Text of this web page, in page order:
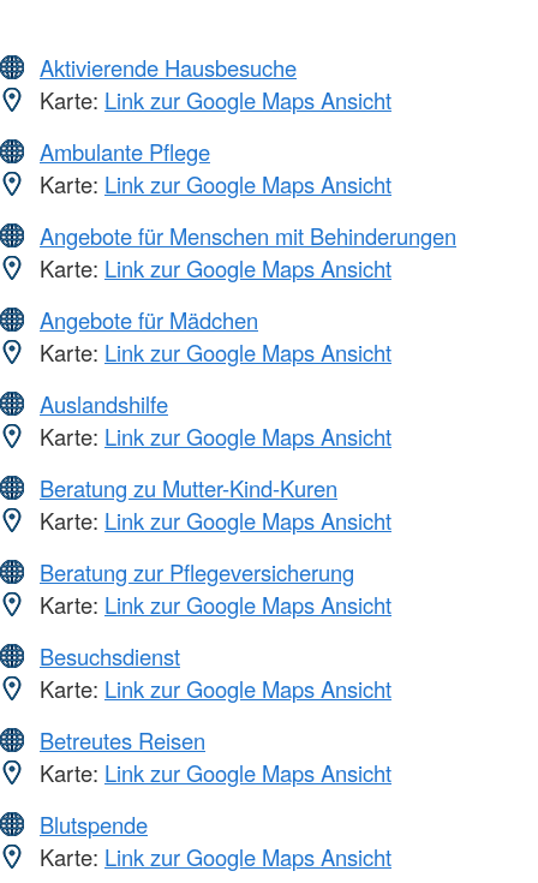
Aktivierende Hausbesuche
Karte: Link zur Google Maps Ansicht
Ambulante Pflege
Karte: Link zur Google Maps Ansicht
Angebote für Menschen mit Behinderungen
Karte: Link zur Google Maps Ansicht
Angebote für Mädchen
Karte: Link zur Google Maps Ansicht
Auslandshilfe
Karte: Link zur Google Maps Ansicht
Beratung zu Mutter-Kind-Kuren
Karte: Link zur Google Maps Ansicht
Beratung zur Pflegeversicherung
Karte: Link zur Google Maps Ansicht
Besuchsdienst
Karte: Link zur Google Maps Ansicht
Betreutes Reisen
Karte: Link zur Google Maps Ansicht
Blutspende
Karte: Link zur Google Maps Ansicht